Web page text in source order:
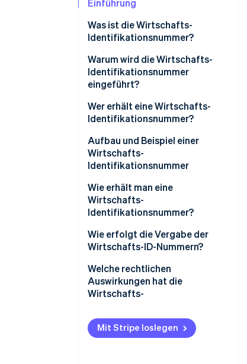
Einführung
Was ist die Wirtschafts-
Identifikationsnummer?
Warum wird die Wirtschafts-
Identifikationsnummer
eingeführt?
Wer erhält eine Wirtschafts-
Identifikationsnummer?
Aufbau und Beispiel einer
Wirtschafts-
Identifikationsnummer
Wie erhält man eine
Wirtschafts-
Identifikationsnummer?
Wie erfolgt die Vergabe der
Wirtschafts-ID-Nummern?
Welche rechtlichen
Auswirkungen hat die
Wirtschafts-
Mit Stripe loslegen